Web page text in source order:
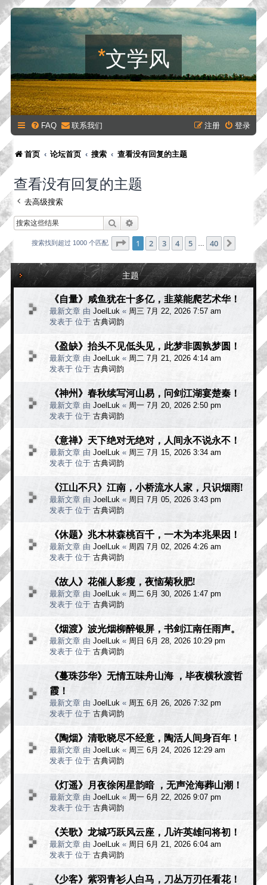
*文学风
FAQ 联系我们 登录
注册
首页 论坛首页 搜索 查看没有回复的主题
查看没有回复的主题
去高级搜索
搜索
搜索找到超过 1000 个匹配 分页：1 40
1 2 3 4 5 40 下一页
主题
《自量》咸鱼犹在十多亿，韭菜能爬艺术华！
最新文章 由 JoelLuk « 周三 7月 22, 2026 7:57 am
发表于 位于 古典词韵
《盈缺》抬头不见低头见，此梦非圆孰梦圆！
最新文章 由 JoelLuk « 周二 7月 21, 2026 4:14 am
发表于 位于 古典词韵
《神州》春秋续写河山易，问剑江湖宴楚秦！
最新文章 由 JoelLuk « 周一 7月 20, 2026 2:50 pm
发表于 位于 古典词韵
《意禅》天下绝对无绝对，人间永不说永不！
最新文章 由 JoelLuk « 周三 7月 15, 2026 3:34 am
发表于 位于 古典词韵
《江山不只》江南，小桥流水人家，只识烟雨!
最新文章 由 JoelLuk « 周日 7月 05, 2026 3:43 pm
发表于 位于 古典词韵
《休题》兆木林森桃百千，一木为本兆果因！
最新文章 由 JoelLuk « 周四 7月 02, 2026 4:26 am
发表于 位于 古典词韵
《故人》花催人影瘦，夜恼菊秋肥!
最新文章 由 JoelLuk « 周二 6月 30, 2026 1:47 pm
发表于 位于 古典词韵
《烟渡》波光烟柳醉银屏，书剑江南任雨声。
最新文章 由 JoelLuk « 周日 6月 28, 2026 10:29 pm
发表于 位于 古典词韵
《蔓珠莎华》无情五味舟山海 ，毕夜横秋渡哲
霞！
最新文章 由 JoelLuk « 周五 6月 26, 2026 7:32 pm
发表于 位于 古典词韵
《陶烟》清歌晓尽不经意，陶活人间身百年！
最新文章 由 JoelLuk « 周三 6月 24, 2026 12:29 am
发表于 位于 古典词韵
《灯遥》月夜徐闲星韵暗 ，无声沧海葬山潮！
最新文章 由 JoelLuk « 周一 6月 22, 2026 9:07 pm
发表于 位于 古典词韵
《关歌》龙城巧跃风云座，几许英雄问将初！
最新文章 由 JoelLuk « 周日 6月 21, 2026 6:04 am
发表于 位于 古典词韵
《少客》紫羽青衫人白马，刀丛万刃任看花！